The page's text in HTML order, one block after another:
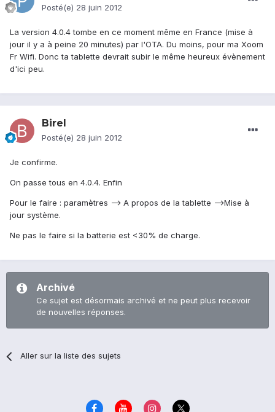
Posté(e) 28 juin 2012
La version 4.0.4 tombe en ce moment même en France (mise à
jour il y a à peine 20 minutes) par l'OTA. Du moins, pour ma Xoom
Fr Wifi. Donc ta tablette devrait subir le même heureux évènement
d'ici peu.
Birel
Posté(e) 28 juin 2012
Je confirme.
On passe tous en 4.0.4. Enfin
Pour le faire : paramètres --> A propos de la tablette -->Mise à
jour système.
Ne pas le faire si la batterie est <30% de charge.
Archivé
Ce sujet est désormais archivé et ne peut plus recevoir
de nouvelles réponses.
Aller sur la liste des sujets